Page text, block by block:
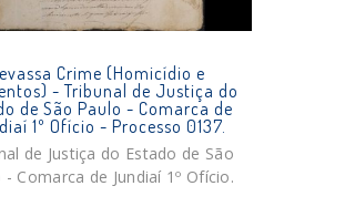
Crime (Homicídio e
- Tribunal de Justiça do
de São Paulo - Comarca de
1º Ofício - Processo 0137.
de Justiça do Estado de São
- Comarca de Jundiaí 1º Ofício.